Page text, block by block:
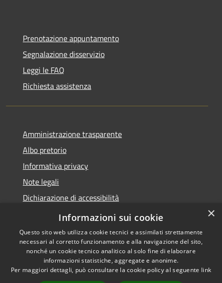
Prenotazione appuntamento
Segnalazione disservizio
Leggi le FAQ
Richiesta assistenza
Amministrazione trasparente
Albo pretorio
Informativa privacy
Note legali
Dichiarazione di accessibilità
Obiettivi di accessibilità
Accessibilità
Copyright © 2026 • Comune di
Marmirolo • Powered by
×
Informazioni sui cookie
Questo sito web utilizza cookie tecnici e assimilati strettamente
necessari al corretto funzionamento e alla navigazione del sito,
nonché un cookie tecnico analitico al solo fine di elaborare
informazioni statistiche, aggregate e anonime.
Per maggiori dettagli, può consultare la cookie policy al seguente link